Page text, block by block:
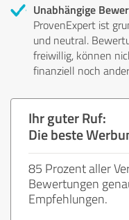
Unabhängige
ProvenExpert ist
und neutral.
freiwillig, können
finanziell noch
Ihr guter Ruf:
Die beste
85 Prozent aller
Bewertungen
Empfehlungen.